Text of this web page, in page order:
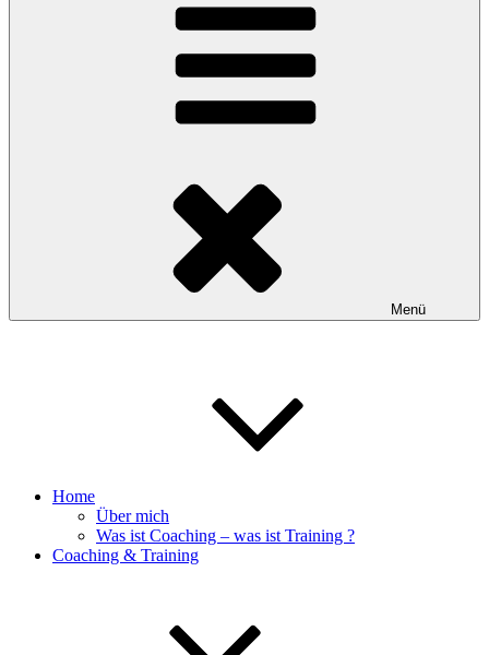
Menü
Home
Über mich
Was ist Coaching – was ist Training ?
Coaching & Training